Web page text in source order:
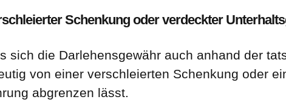
Schenkung oder verdeckter
sich die Darlehensgewähr auch anhand der
von einer verschleierten Schenkung oder
abgrenzen lässt.